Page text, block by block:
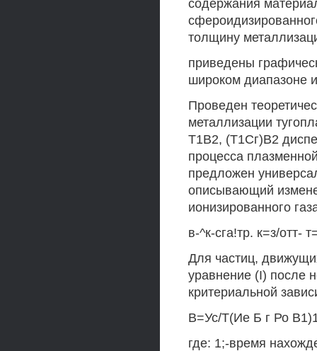
содержания
толщину
приведены
широком диапазоне
Проведен
металлизации
Т1В2, (Т1Сг)В2
процесса
предложен
описывающий
ионизированного
в-^к-сга!тр. к=з/отт-
Для частиц,
уравнение (I) после
критериальной
В=Ус/Т(Ие Б г Ро
где: 1;-время